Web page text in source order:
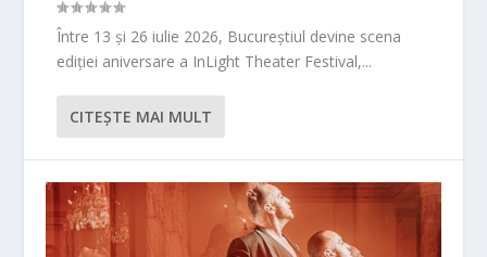
Între 13 și 26 iulie 2026, Bucureștiul devine scena
ediției aniversare a InLight Theater Festival,...
CITEŞTE MAI MULT